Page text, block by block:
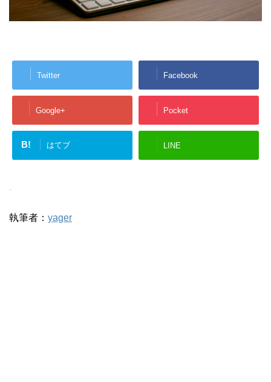
Twitter Facebook
Google+ Pocket
B! はてブ LINE
-
執筆者： yager